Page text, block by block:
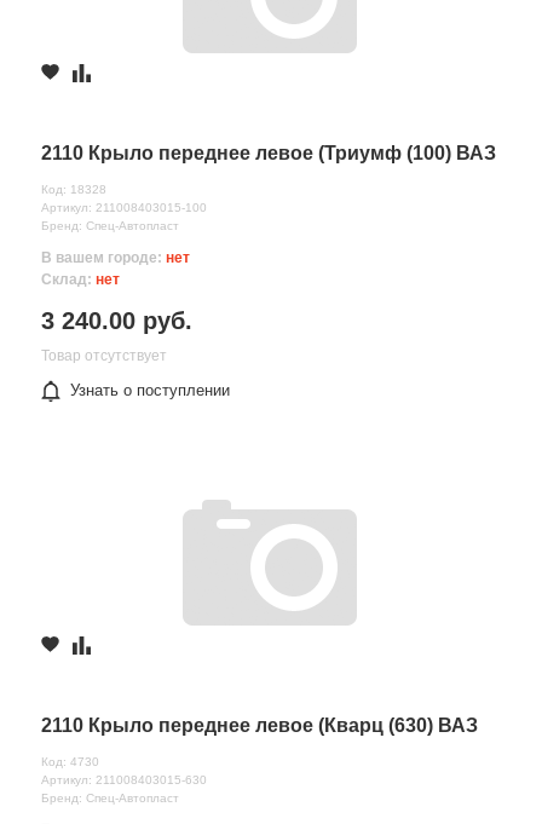
2110 Крыло переднее левое (Триумф (100) ВАЗ
Код: 18328
Артикул: 211008403015-100
Бренд: Спец-Автопласт
В вашем городе: нет
Склад: нет
3 240.00 руб.
Товар отсутствует
Узнать о поступлении
2110 Крыло переднее левое (Кварц (630) ВАЗ
Код: 4730
Артикул: 211008403015-630
Бренд: Спец-Автопласт